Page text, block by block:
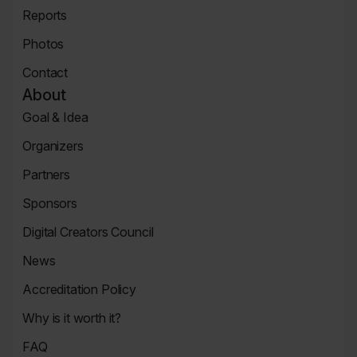
Page
Reports
Page
Photos
Contact
Contact
Page
About
Goal & Idea
Page
Organizers
Page
Partners
Page
Sponsors
Page
Digital Creators Council
Digital
Council
News
Accreditation Policy
Policy
Why is it worth it?
It's
FAQ